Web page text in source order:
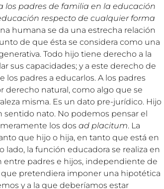
padres de familia en la educación
respecto de cualquier forma
humana se da una estrecha relación
de que ésta se considera como una
Todo hijo tiene derecho a la
sus capacidades; y a este derecho de
padres a educarlos. A los padres
derecho natural, como algo que se
misma. Es un dato pre-jurídico. Hijo
nato. No podemos pensar el
los dos ad placitum. La
que hijo o hija, en tanto que está en
lado, la función educadora se realiza en
entre padres e hijos, independiente de
pretendiera imponer una hipotética
y a la que deberíamos estar